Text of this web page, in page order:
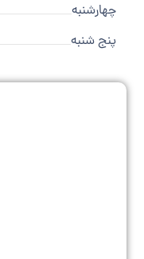
چهارشنبه
پنج شنبه